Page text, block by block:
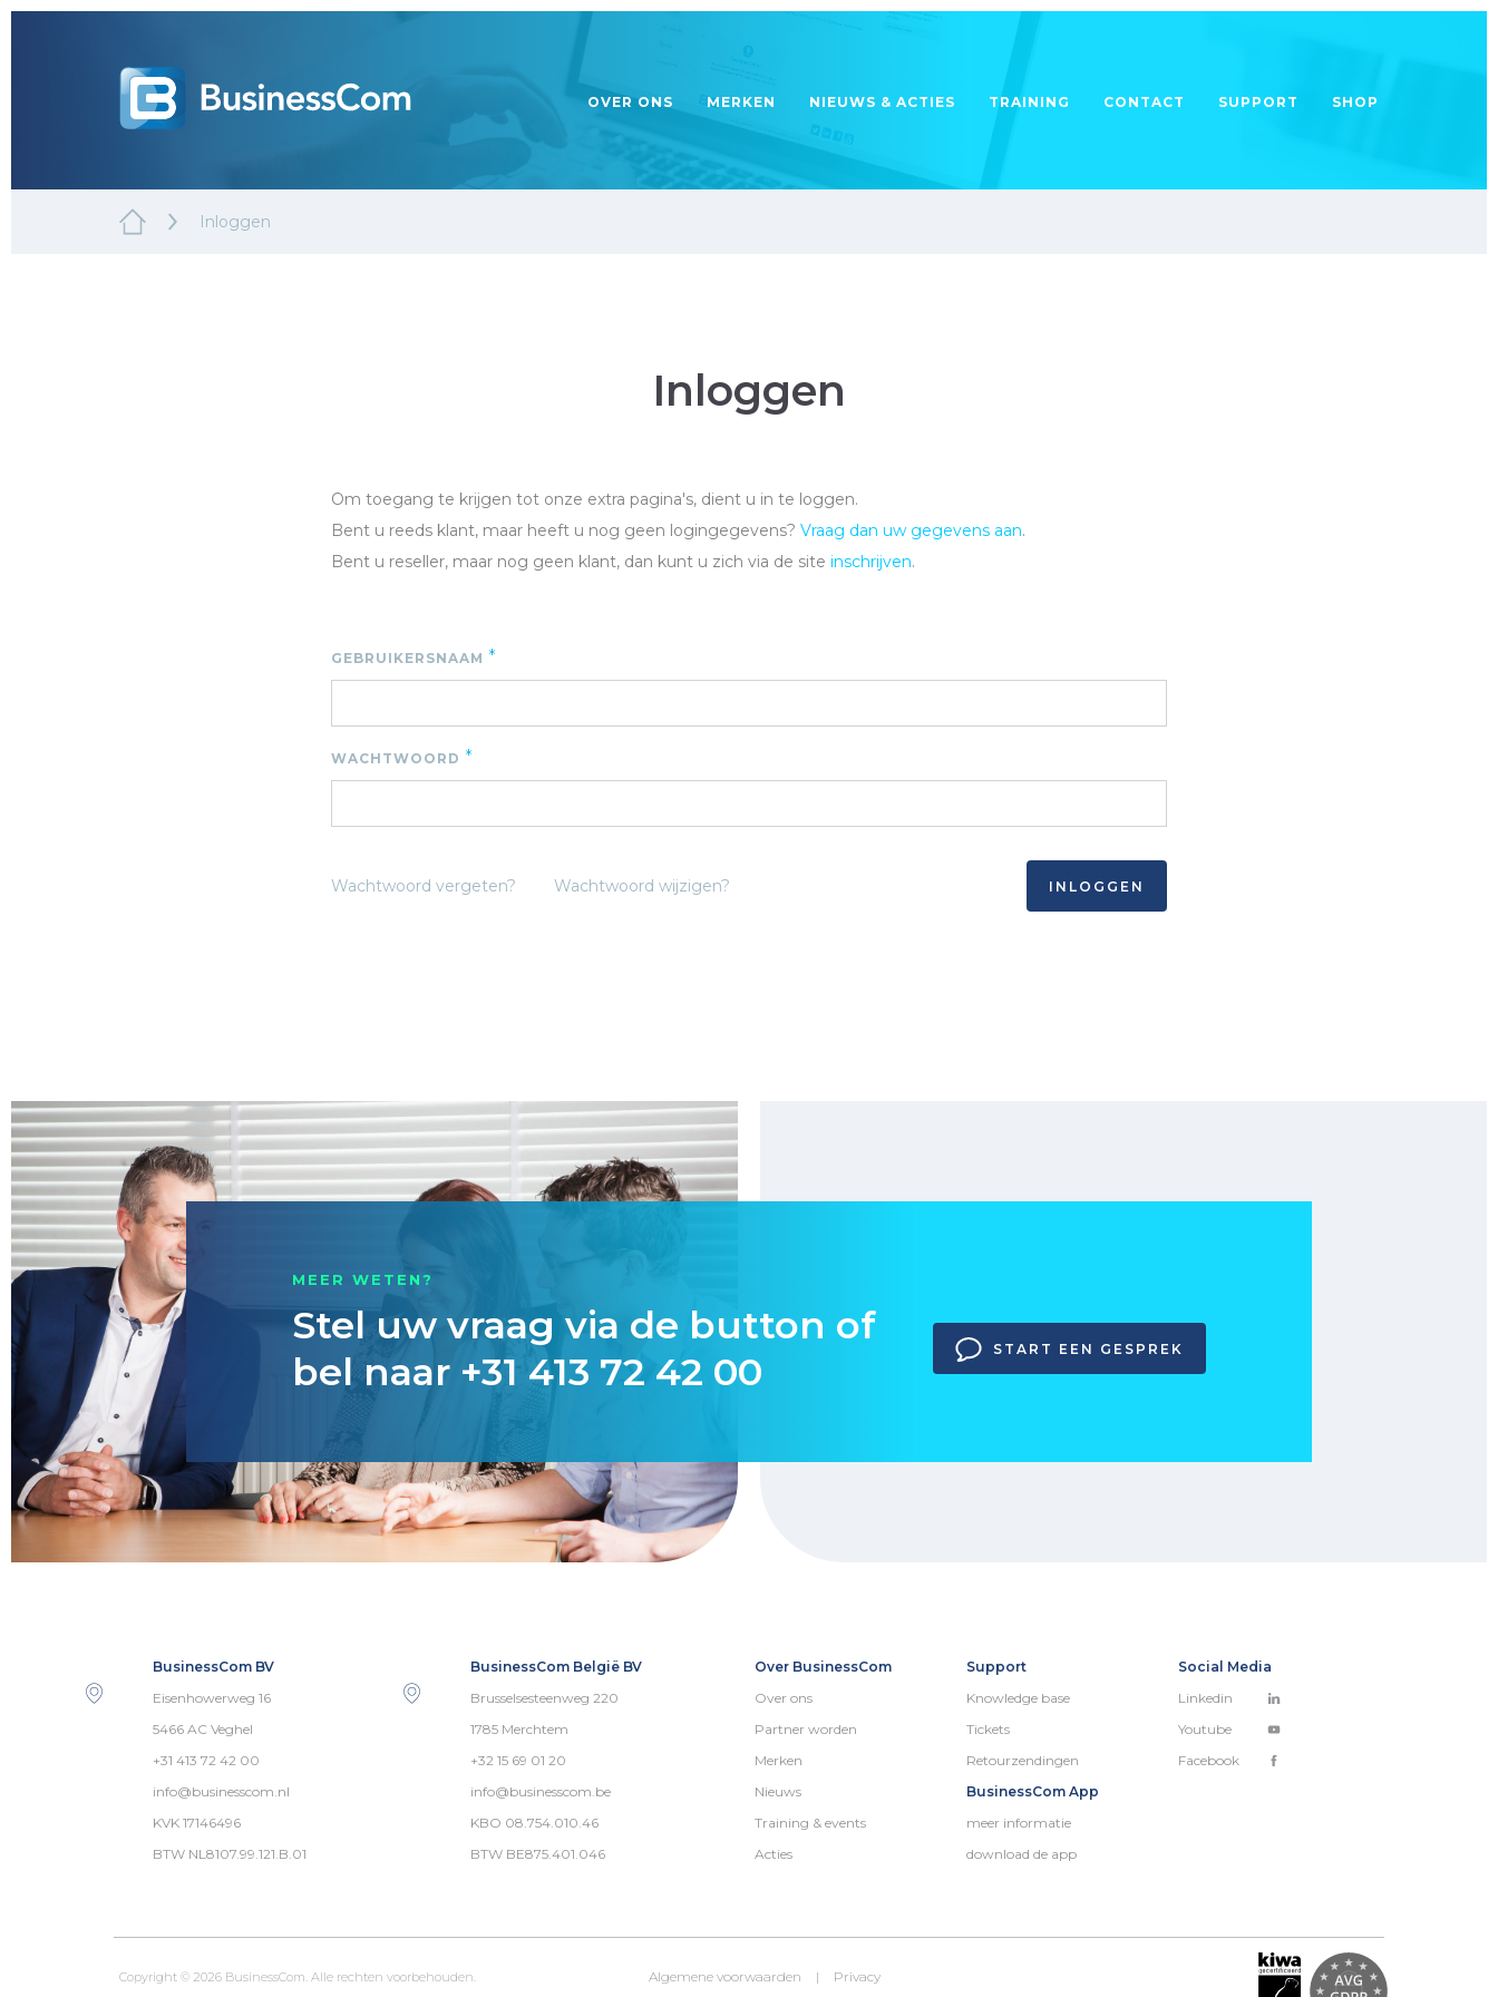
OVER ONS MERKEN NIEUWS & ACTIES TRAINING CONTACT SUPPORT SHOP
Inloggen
Inloggen
Om toegang te krijgen tot onze extra pagina's, dient u in te loggen.
Bent u reeds klant, maar heeft u nog geen logingegevens? Vraag dan uw gegevens aan.
Bent u reseller, maar nog geen klant, dan kunt u zich via de site inschrijven.
GEBRUIKERSNAAM *
WACHTWOORD *
Wachtwoord vergeten? Wachtwoord wijzigen? INLOGGEN
MEER WETEN?
Stel uw vraag via de button of
bel naar +31 413 72 42 00
START EEN GESPREK
BusinessCom BV
Eisenhowerweg 16
5466 AC Veghel
+31 413 72 42 00
info@businesscom.nl
KVK 17146496
BTW NL8107.99.121.B.01
BusinessCom België BV
Brusselsesteenweg 220
1785 Merchtem
+32 15 69 01 20
info@businesscom.be
KBO 08.754.010.46
BTW BE875.401.046
Over BusinessCom
Over ons
Partner worden
Merken
Nieuws
Training & events
Acties
Support
Knowledge base
Tickets
Retourzendingen
BusinessCom App
meer informatie
download de app
Social Media
Linkedin
Youtube
Facebook
Copyright © 2026 BusinessCom. Alle rechten voorbehouden. Algemene voorwaarden | Privacy